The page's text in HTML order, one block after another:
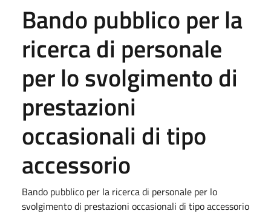
Bando pubblico per la
ricerca di personale
per lo svolgimento di
prestazioni
occasionali di tipo
accessorio
Bando pubblico per la ricerca di personale per lo
svolgimento di prestazioni occasionali di tipo accessorio